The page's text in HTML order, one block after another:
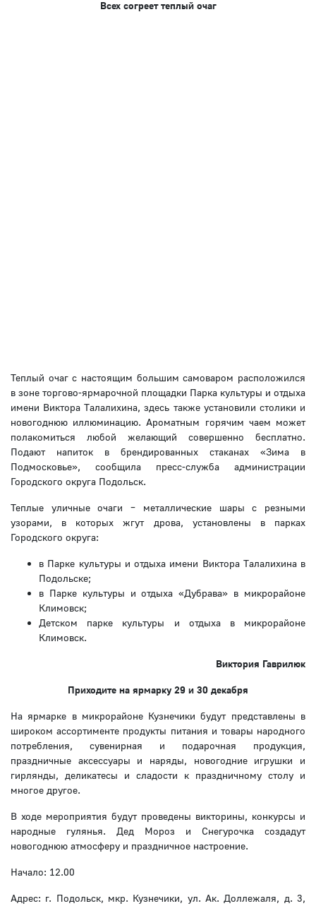
Всех согреет теплый очаг
Теплый очаг с настоящим большим самоваром расположился
в зоне торгово-ярмарочной площадки Парка культуры и отдыха
имени Виктора Талалихина, здесь также установили столики и
новогоднюю иллюминацию. Ароматным горячим чаем может
полакомиться любой желающий совершенно бесплатно.
Подают напиток в брендированных стаканах «Зима в
Подмосковье», сообщила пресс-служба администрации
Городского округа Подольск.
Теплые уличные очаги – металлические шары с резными
узорами, в которых жгут дрова, установлены в парках
Городского округа:
в Парке культуры и отдыха имени Виктора Талалихина в
Подольске;
в Парке культуры и отдыха «Дубрава» в микрорайоне
Климовск;
Детском парке культуры и отдыха в микрорайоне
Климовск.
Виктория Гаврилюк
Приходите на ярмарку 29 и 30 декабря
На ярмарке в микрорайоне Кузнечики будут представлены в
широком ассортименте продукты питания и товары народного
потребления, сувенирная и подарочная продукция,
праздничные аксессуары и наряды, новогодние игрушки и
гирлянды, деликатесы и сладости к праздничному столу и
многое другое.
В ходе мероприятия будут проведены викторины, конкурсы и
народные гулянья. Дед Мороз и Снегурочка создадут
новогоднюю атмосферу и праздничное настроение.
Начало: 12.00
Адрес: г. Подольск, мкр. Кузнечики, ул. Ак. Доллежаля, д. 3,